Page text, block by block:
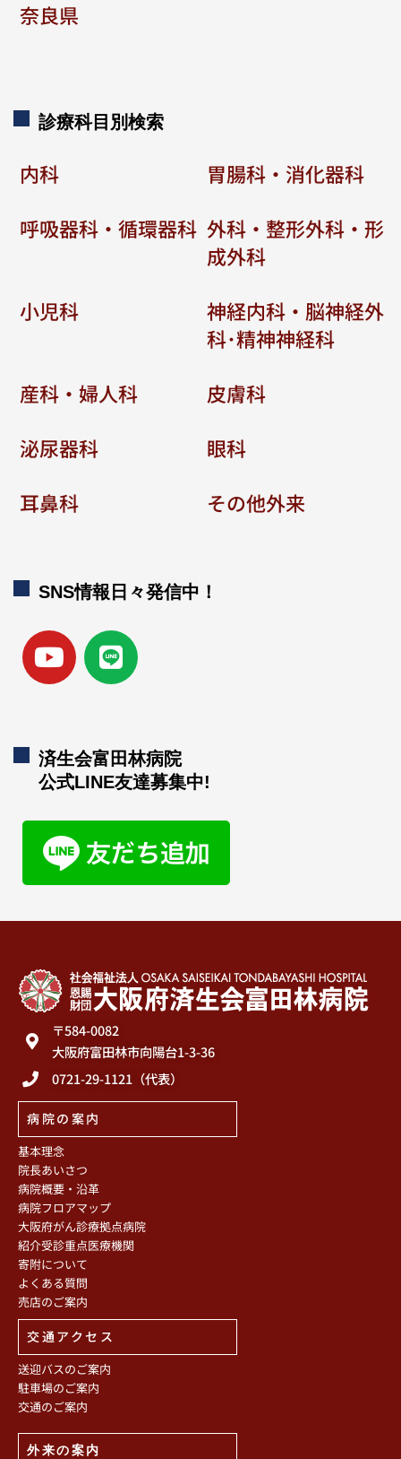
奈良県
診療科目別検索
内科
胃腸科・消化器科
呼吸器科・循環器科 外科・整形外科・形
成外科
小児科
神経内科・脳神経外
科･精神神経科
産科・婦人科
皮膚科
泌尿器科
眼科
耳鼻科
その他外来
SNS情報日々発信中！
済生会富田林病院
公式LINE友達募集中!
〒584-0082
大阪府富田林市向陽台1-3-36
0721-29-1121（代表）
病院の案内
基本理念
院長あいさつ
病院概要・沿革
病院フロアマップ
大阪府がん診療拠点病院
紹介受診重点医療機関
寄附について
よくある質問
売店のご案内
交通アクセス
送迎バスのご案内
駐車場のご案内
交通のご案内
外来の案内